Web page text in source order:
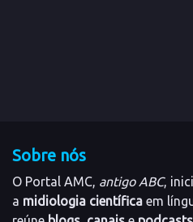
Sobre nós
O Portal AMC, antigo ABC,
a midiologia científica em